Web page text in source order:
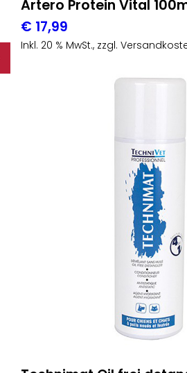
Artero Protein Vital
€ 17,99
Inkl. 20 % MwSt., zzgl.